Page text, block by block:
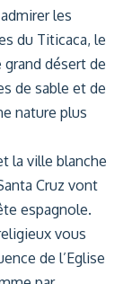
les
du Titicaca, le
désert de
de sable et de
nature plus
la ville blanche
Cruz vont
espagnole.
vous
de l’Eglise